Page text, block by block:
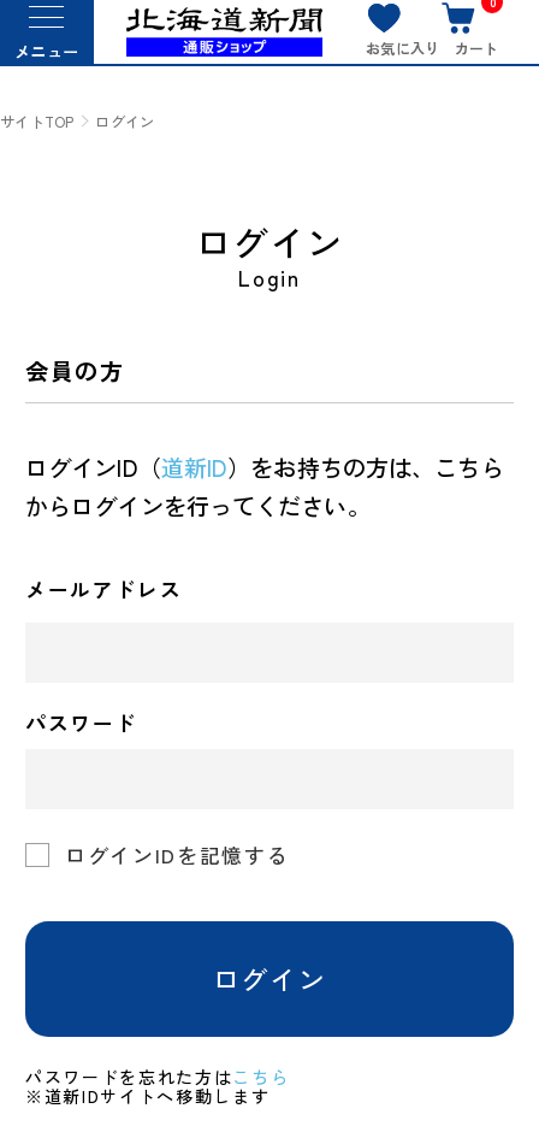
メニュー お気に入り カート
サイトTOP ログイン
ログイン
Login
会員の方
ログインID（道新ID）をお持ちの方は、こちら
からログインを行ってください。
メールアドレス
パスワード
ログインIDを記憶する
ログイン
パスワードを忘れた方はこちら
※道新IDサイトへ移動します